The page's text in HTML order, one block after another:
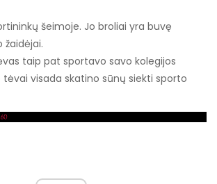
šeimoje. Jo broliai yra buvę
taip pat sportavo savo kolegijos
tėvai visada skatino sūnų siekti sporto